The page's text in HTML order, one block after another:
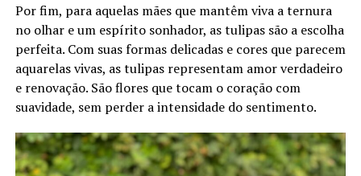
Por fim, para aquelas mães que mantêm viva a ternura
no olhar e um espírito sonhador, as tulipas são a escolha
perfeita. Com suas formas delicadas e cores que parecem
aquarelas vivas, as tulipas representam amor verdadeiro
e renovação. São flores que tocam o coração com
suavidade, sem perder a intensidade do sentimento.